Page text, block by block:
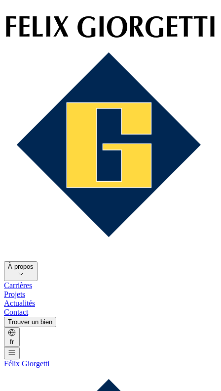
À propos
Carrières
Projets
Actualités
Contact
Trouver un bien
fr
Félix Giorgetti